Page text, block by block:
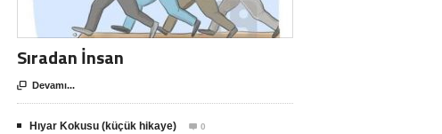
Sıradan İnsan
 Devamı...
Hıyar Kokusu (küçük hikaye)  0